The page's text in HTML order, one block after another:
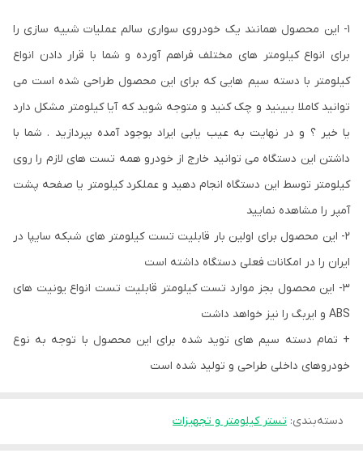
1- این محصول همانند یک خودروی سواری سالم عملیات شبیه سازی را
برای انواع کیلومتر های مختلف فراهم آورده و شما با قرار دادن انواع
کیلومتر با دسته سیم هایی که برای این محصول طراحی شده است می
توانید کاملا ببینید و چک کنید و متوجه شوید که آیا کیلومتر مشکل دارد
یا خیر ؟ و در نهایت به عیب یابی ایراد بوجود آمده بپردازید . شما با
داشتن این دستگاه می توانید خارج از خودرو همه تست های لازم را روی
کیلومتر توسط این دستگاه انجام دهید و عملکرد کیلومتر یا صفحه پشت
آمپر را مشاهده نمایید
2- این محصول برای اولین بار قابلیت تست کیلومتر های شبکه سایپا در
ایران را در امکانات فعلی دستگاه داشته است
3- این محصول بجز موارد تست کیلومتر قابلیت تست انواع یونیت های
ABS و ایربگ را نیز خواهد داشت
+ تمام دسته سیم های توید شده برای این محصول با توجه به نوع
خودروهای داخلی طراحی و تولید شده است
دسته‌بندی: تستر کیلومتر و تجهیزات